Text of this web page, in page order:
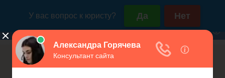
+7(800)350-23-69 доб.603 +7(499)577-00-25 доб.603